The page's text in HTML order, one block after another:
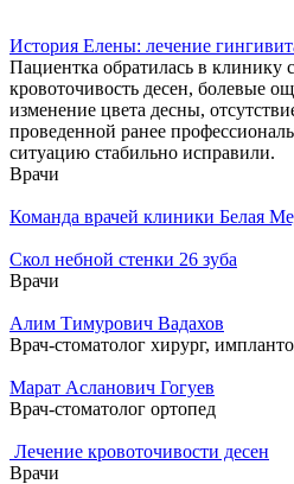
История Елены: лечение
Пациентка обратилась в
кровоточивость десен, болевые
изменение цвета десны,
проведенной ранее
ситуацию стабильно исправили.
Врачи
Команда врачей клиники Белая
Скол небной стенки 26 зуба
Врачи
Алим Тимурович Вадахов
Врач-стоматолог хирург,
Марат Асланович Гогуев
Врач-стоматолог ортопед
Лечение кровоточивости десен
Врачи